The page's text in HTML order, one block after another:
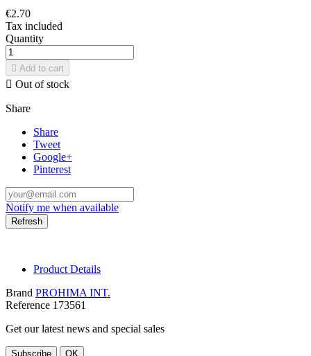
€2.70
Tax included
Quantity
 Add to cart
 Out of stock
Share
Share
Tweet
Google+
Pinterest
Notify me when available
Product Details
Brand PROHIMA INT.
Reference 173561
Get our latest news and special sales